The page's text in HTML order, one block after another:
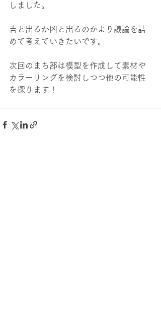
しました。
吉と出るか凶と出るのかより議論を詰
めて考えていきたいです。
次回のまち部は模型を作成して素材や
カラーリングを検討しつつ他の可能性
を探ります！